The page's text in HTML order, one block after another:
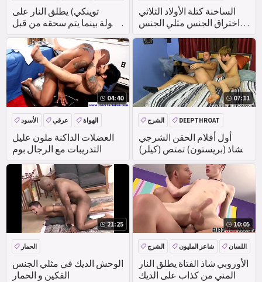
توينكي) يطلق النار على
حمولة بينما يتم سحقه من قبل
(دوم) الشاذ الضخم
الديك
الساخنة كتلة الأولاد الثلاثي
اختراق الجنس مثلي الجنس
نفض الغبار بعد الاستيقاظ
عشيقه
04:40
العضلات الداكنة ملون عليل
التدريبات مع الرجال بوم
الأسود عرقي
الهواة
الأبنوس
07:11
أول أفلام الحقن الشرجي
الشاذ (بريستون) تمتص (كيلر)
و#039 ؛
الشرج DEEPTHROAT
21:25
الوحش الديك في مثلي الجنس
الفكين و الحمار
الحمار
10:05
الأوروبي شاذ الفتاة يطلق النار
المني من كذاب على الديك
الشرج شاعر المليون
اللسان
اللعب